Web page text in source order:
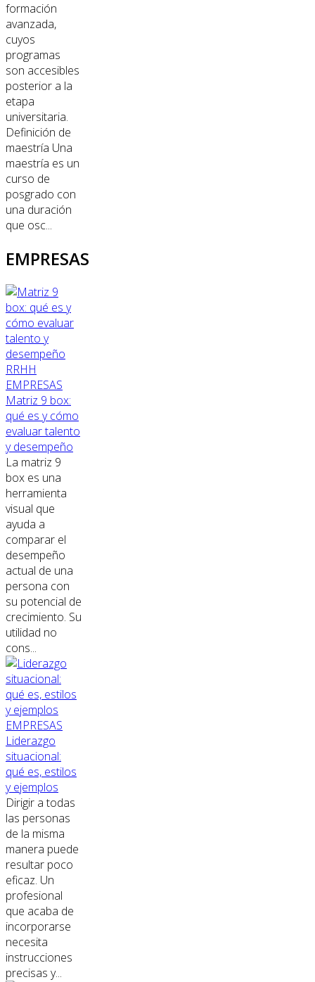
formación
avanzada,
cuyos
programas
son accesibles
posterior a la
etapa
universitaria.
Definición de
maestría Una
maestría es un
curso de
posgrado con
una duración
que osc...
EMPRESAS
RRHH
EMPRESAS
Matriz 9 box:
qué es y cómo
evaluar talento
y desempeño
La matriz 9
box es una
herramienta
visual que
ayuda a
comparar el
desempeño
actual de una
persona con
su potencial de
crecimiento. Su
utilidad no
cons...
EMPRESAS
Liderazgo
situacional:
qué es, estilos
y ejemplos
Dirigir a todas
las personas
de la misma
manera puede
resultar poco
eficaz. Un
profesional
que acaba de
incorporarse
necesita
instrucciones
precisas y...